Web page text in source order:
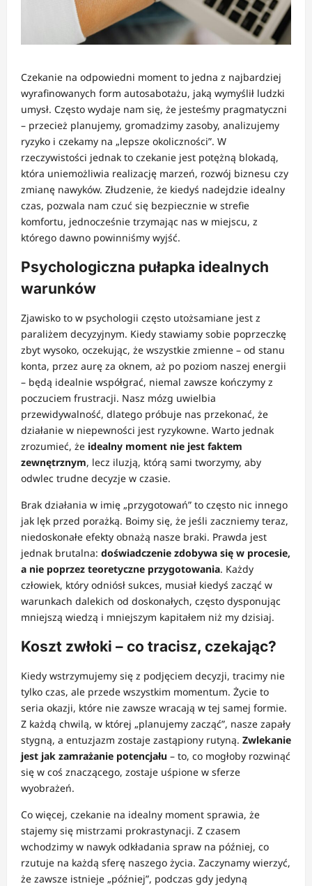
Czekanie na odpowiedni moment to jedna z najbardziej
wyrafinowanych form autosabotażu, jaką wymyślił ludzki
umysł. Często wydaje nam się, że jesteśmy pragmatyczni
– przecież planujemy, gromadzimy zasoby, analizujemy
ryzyko i czekamy na „lepsze okoliczności”. W
rzeczywistości jednak to czekanie jest potężną blokadą,
która uniemożliwia realizację marzeń, rozwój biznesu czy
zmianę nawyków. Złudzenie, że kiedyś nadejdzie idealny
czas, pozwala nam czuć się bezpiecznie w strefie
komfortu, jednocześnie trzymając nas w miejscu, z
którego dawno powinniśmy wyjść.
Psychologiczna pułapka idealnych
warunków
Zjawisko to w psychologii często utożsamiane jest z
paraliżem decyzyjnym. Kiedy stawiamy sobie poprzeczkę
zbyt wysoko, oczekując, że wszystkie zmienne – od stanu
konta, przez aurę za oknem, aż po poziom naszej energii
– będą idealnie współgrać, niemal zawsze kończymy z
poczuciem frustracji. Nasz mózg uwielbia
przewidywalność, dlatego próbuje nas przekonać, że
działanie w niepewności jest ryzykowne. Warto jednak
zrozumieć, że idealny moment nie jest faktem
zewnętrznym, lecz iluzją, którą sami tworzymy, aby
odwlec trudne decyzje w czasie.
Brak działania w imię „przygotowań” to często nic innego
jak lęk przed porażką. Boimy się, że jeśli zaczniemy teraz,
niedoskonałe efekty obnażą nasze braki. Prawda jest
jednak brutalna: doświadczenie zdobywa się w procesie,
a nie poprzez teoretyczne przygotowania. Każdy
człowiek, który odniósł sukces, musiał kiedyś zacząć w
warunkach dalekich od doskonałych, często dysponując
mniejszą wiedzą i mniejszym kapitałem niż my dzisiaj.
Koszt zwłoki – co tracisz, czekając?
Kiedy wstrzymujemy się z podjęciem decyzji, tracimy nie
tylko czas, ale przede wszystkim momentum. Życie to
seria okazji, które nie zawsze wracają w tej samej formie.
Z każdą chwilą, w której „planujemy zacząć”, nasze zapały
stygną, a entuzjazm zostaje zastąpiony rutyną. Zwlekanie
jest jak zamrażanie potencjału – to, co mogłoby rozwinąć
się w coś znaczącego, zostaje uśpione w sferze
wyobrażeń.
Co więcej, czekanie na idealny moment sprawia, że
stajemy się mistrzami prokrastynacji. Z czasem
wchodzimy w nawyk odkładania spraw na później, co
rzutuje na każdą sferę naszego życia. Zaczynamy wierzyć,
że zawsze istnieje „później”, podczas gdy jedyną